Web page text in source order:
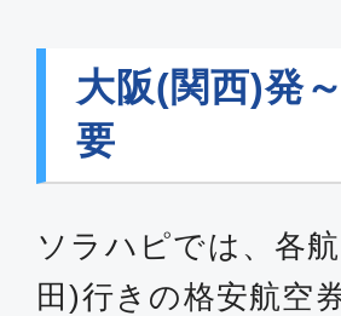
JAL224
大阪
大阪(関西)発
要
ソラハピでは、各
田)行きの格安航空